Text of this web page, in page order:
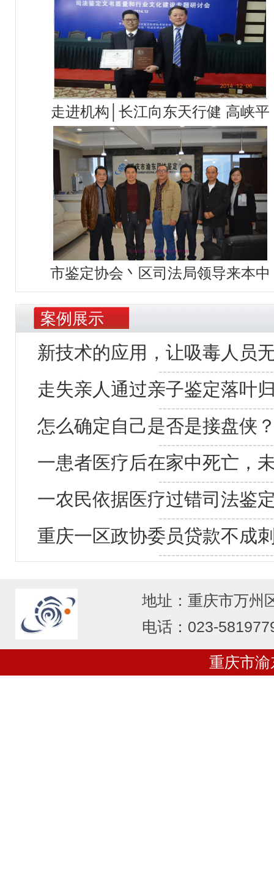
走进机构│长江向东天行健 高峡平
市鉴定协会丶区司法局领导来本中
案例展示
新技术的应用，让吸毒人员
走失亲人通过亲子鉴定落叶
怎么确定自己是否是接盘侠
一患者医疗后在家中死亡，
一农民依据医疗过错司法鉴
重庆一区政协委员贷款不成
地址：重庆市万州
电话：023-
重庆市